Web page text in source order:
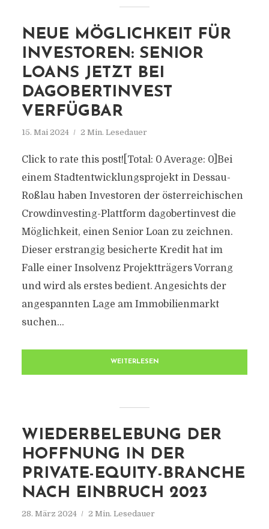
NEUE MÖGLICHKEIT FÜR
INVESTOREN: SENIOR
LOANS JETZT BEI
DAGOBERTINVEST
VERFÜGBAR
15. Mai 2024 2 Min. Lesedauer
Click to rate this post![Total: 0 Average: 0]Bei
einem Stadtentwicklungsprojekt in Dessau-
Roßlau haben Investoren der österreichischen
Crowdinvesting-Plattform dagobertinvest die
Möglichkeit, einen Senior Loan zu zeichnen.
Dieser erstrangig besicherte Kredit hat im
Falle einer Insolvenz Projektträgers Vorrang
und wird als erstes bedient. Angesichts der
angespannten Lage am Immobilienmarkt
suchen...
WEITERLESEN
WIEDERBELEBUNG DER
HOFFNUNG IN DER
PRIVATE-EQUITY-BRANCHE
NACH EINBRUCH 2023
28. März 2024 2 Min. Lesedauer